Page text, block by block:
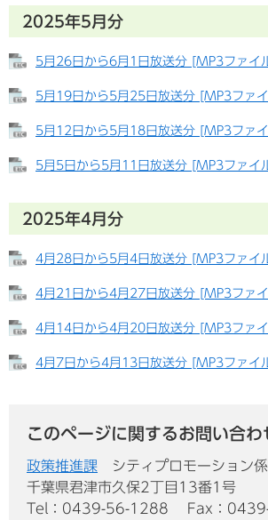
2025年5月分
5月26日から6月1日放送分 [MP3ファイ
5月19日から5月25日放送分 [MP3ファ
5月12日から5月18日放送分 [MP3ファ
5月5日から5月11日放送分 [MP3ファイ
2025年4月分
4月28日から5月4日放送分 [MP3ファイ
4月21日から4月27日放送分 [MP3ファ
4月14日から4月20日放送分 [MP3ファ
4月7日から4月13日放送分 [MP3ファイ
このページに関するお問い合わ
政策推進課
シティプロモーション係
千葉県君津市久保2丁目13番1号
Tel：0439-56-1288
Fax：